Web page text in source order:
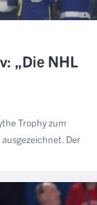
„Die NHL
Trophy zum
Der